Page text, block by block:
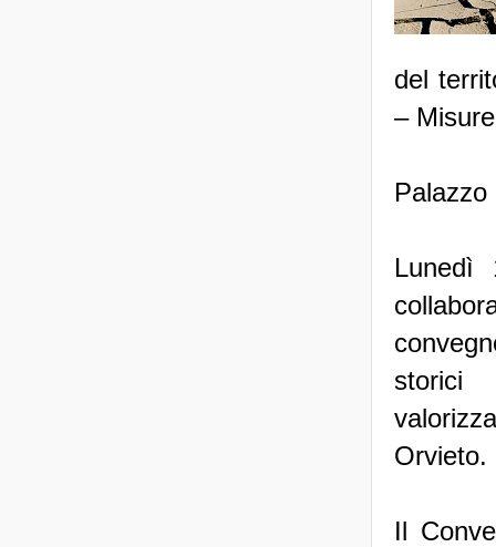
del
–
Lunedì
storici
Orvieto.
Il